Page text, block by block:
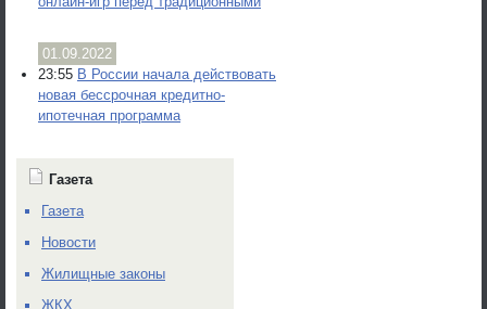
01.09.2022
23:55 В России начала действовать
новая бессрочная кредитно-
ипотечная программа
Газета
Газета
Новости
Жилищные законы
ЖКХ